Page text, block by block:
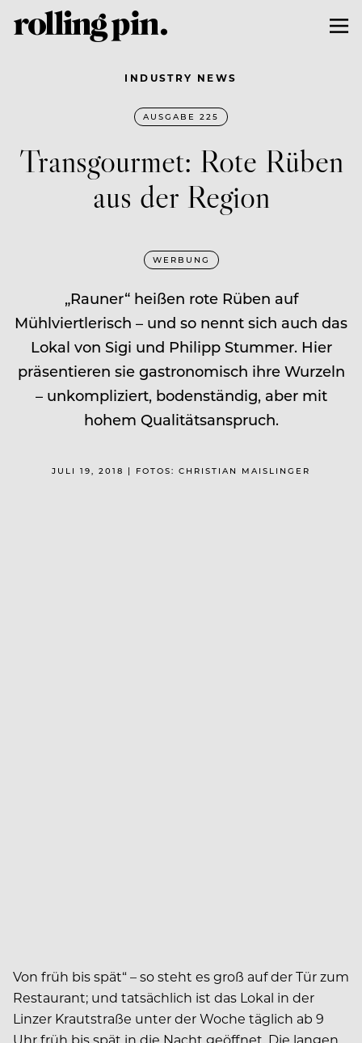
INDUSTRY NEWS
AUSGABE 225
Transgourmet: Rote Rüben
aus der Region
WERBUNG
„Rauner“ heißen rote Rüben auf
Mühlviertlerisch – und so nennt sich auch das
Lokal von Sigi und Philipp Stummer. Hier
präsentieren sie gastronomisch ihre Wurzeln
– unkompliziert, bodenständig, aber mit
hohem Qualitätsanspruch.
JULI 19, 2018 | FOTOS: CHRISTIAN MAISLINGER
Von früh bis spät“ – so steht es groß auf der Tür zum
Restaurant; und tatsächlich ist das Lokal in der
Linzer Krautstraße unter der Woche täglich ab 9
Uhr früh bis spät in die Nacht geöffnet. Die langen